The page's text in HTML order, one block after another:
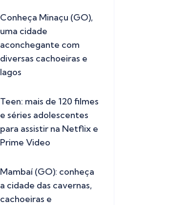
Conheça Minaçu (GO),
uma cidade
aconchegante com
diversas cachoeiras e
lagos
Teen: mais de 120 filmes
e séries adolescentes
para assistir na Netflix e
Prime Video
Mambaí (GO): conheça
a cidade das cavernas,
cachoeiras e